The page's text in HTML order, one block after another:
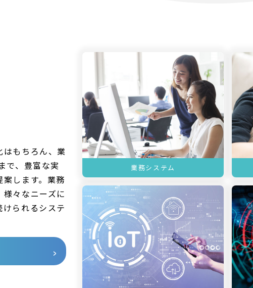
もちろん、業
で、豊富な実
します。業務
々なニーズに
られるシステ
業務システム